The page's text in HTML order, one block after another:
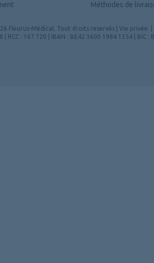
Méthodes de
Fleurus-Médical. Tout droits reservés Vie privée
| RCC : 167.720 | IBAN : BE42 3600 1984 1354 | BIC :